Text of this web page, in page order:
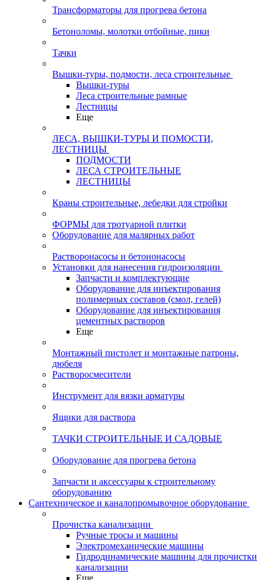
Трансформаторы для прогрева бетона
Бетоноломы, молотки отбойные, пики
Тачки
Вышки-туры, подмости, леса строительные
Вышки-туры
Леса строительные рамные
Лестницы
Еще
ЛЕСА, ВЫШКИ-ТУРЫ И ПОМОСТИ,
ЛЕСТНИЦЫ
ПОДМОСТИ
ЛЕСА СТРОИТЕЛЬНЫЕ
ЛЕСТНИЦЫ
Краны строительные, лебедки для стройки
ФОРМЫ для тротуарной плитки
Оборудование для малярных работ
Растворонасосы и бетононасосы
Установки для нанесения гидроизоляции
Запчасти и комплектующие
Оборудование для инъектирования
полимерных составов (смол, гелей)
Оборудование для инъектирования
цементных растворов
Еще
Монтажный пистолет и монтажные патроны,
дюбеля
Растворосмесители
Инструмент для вязки арматуры
Ящики для раствора
ТАЧКИ СТРОИТЕЛЬНЫЕ И САДОВЫЕ
Оборудование для прогрева бетона
Запчасти и аксессуары к строительному
оборудованию
Сантехническое и каналопромывочное оборудование
Прочистка канализации
Ручные тросы и машины
Электромеханические машины
Гидродинамические машины для прочистки
канализации
Еще